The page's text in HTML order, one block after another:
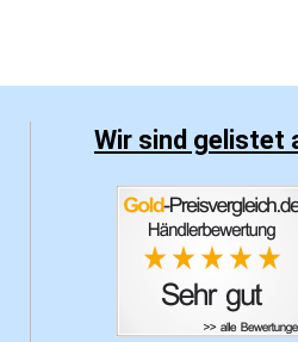
Wir sind gelistet